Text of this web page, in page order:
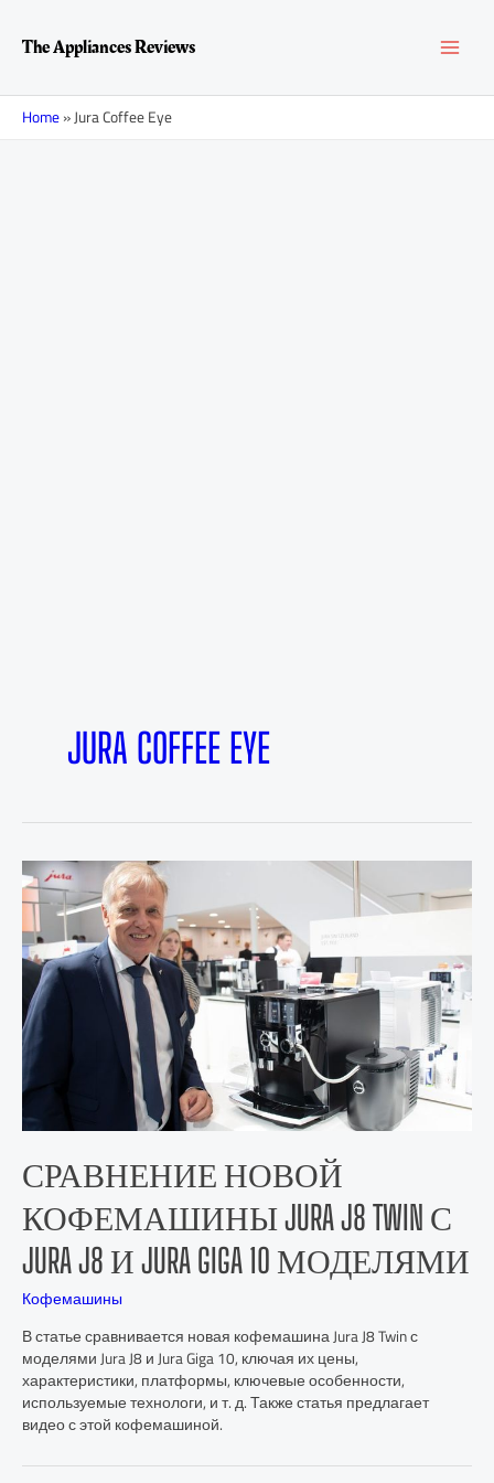
содержимому
The Appliances Reviews
Home»Jura Coffee Eye
JURA COFFEE EYE
СРАВНЕНИЕ НОВОЙ
КОФЕМАШИНЫ JURA J8 TWIN С
JURA J8 И JURA GIGA 10 МОДЕЛЯМИ
Кофемашины
В статье сравнивается новая кофемашина Jura J8 Twin с
моделями Jura J8 и Jura Giga 10, ключая их цены,
характеристики, платформы, ключевые особенности,
используемые технологи, и т. д. Также статья предлагает
видео с этой кофемашиной.